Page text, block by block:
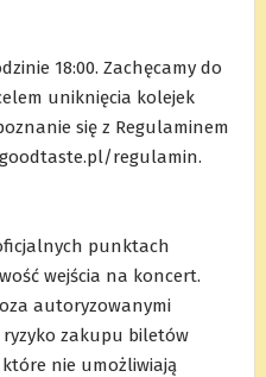
18:00. Zachęcamy do
uniknięcia kolejek
się z Regulaminem
regulamin.
punktach
wejścia na koncert.
autoryzowanymi
zakupu biletów
nie umożliwiają